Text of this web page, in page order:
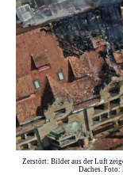
Zerstört: Bilder aus der Luft
Daches.